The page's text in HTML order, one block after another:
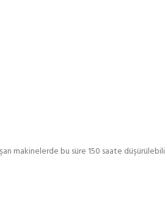
makinelerde bu süre 150 saate